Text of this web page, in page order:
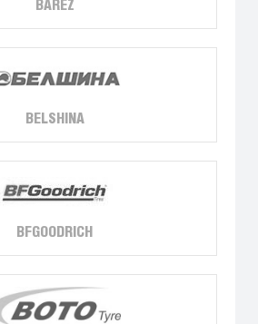
BAREZ
BELSHINA
BFGOODRICH